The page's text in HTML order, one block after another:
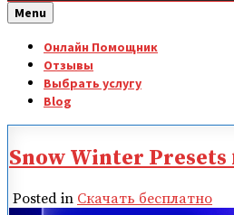
Menu
Онлайн Помощник
Отзывы
Выбрать услугу
Blog
Snow Winter
Posted in Скачать бесплатно